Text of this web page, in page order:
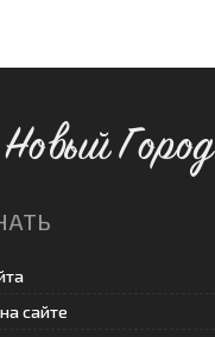
Новый Город
сайте